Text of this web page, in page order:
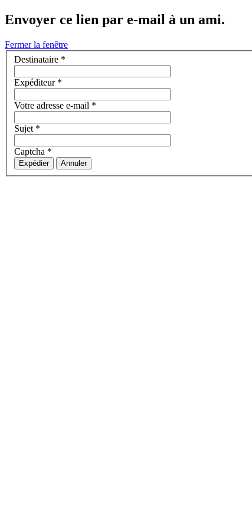
Envoyer ce lien par e-mail à un ami.
Fermer la fenêtre
Destinataire *
Expéditeur*
Votre adresse e-mail *
Sujet*
Captcha *
Expédier Annuler